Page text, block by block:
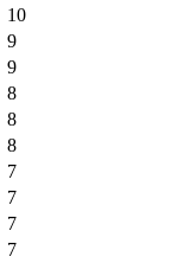
10
9
9
8
8
8
7
7
7
7